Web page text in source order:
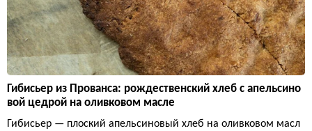
Гибисьер из Прованса: рождественский хлеб с апельсино
вой цедрой на оливковом масле
Гибисьер — плоский апельсиновый хлеб на оливковом масл